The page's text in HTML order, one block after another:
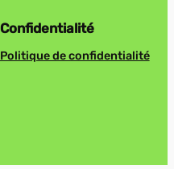
Confidentialité
Politique de confidentialité